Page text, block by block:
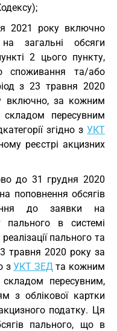
2021 року включно
загальні обсяги
2 цього пункту,
споживання та/або
з 23 травня 2020
включно, за кожним
пересувним
згідно з УКТ
реєстрі акцизних
до 31 грудня 2020
поповнення обсягів
до заявки на
пального в системі
пального та
травня 2020 року за
зУКТ ЗЕДта кожним
пересувним,
з облікової картки
податку. Ця
пального, що в